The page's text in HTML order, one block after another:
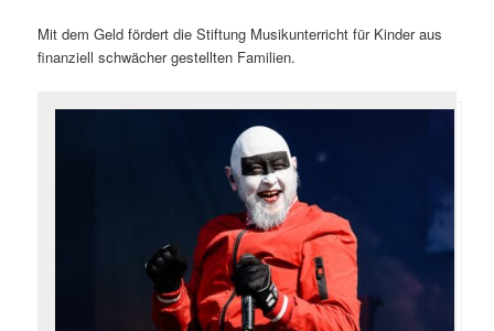
Mit dem Geld fördert die Stiftung Musikunterricht für Kinder aus
finanziell schwächer gestellten Familien.